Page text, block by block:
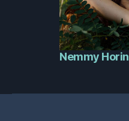
Nemmy Horin